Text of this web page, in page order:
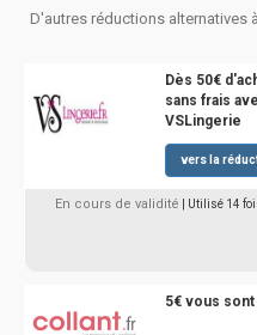
D'autres réductions alternatives
Dès 50€
sans frais
VSLingerie
vers la
En cours de validité | Utilisé 14
5€ vous